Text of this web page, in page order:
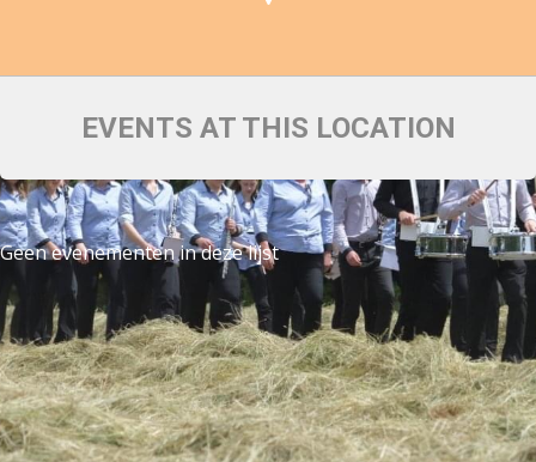
EVENTS AT THIS LOCATION
Geen evenementen in deze lijst